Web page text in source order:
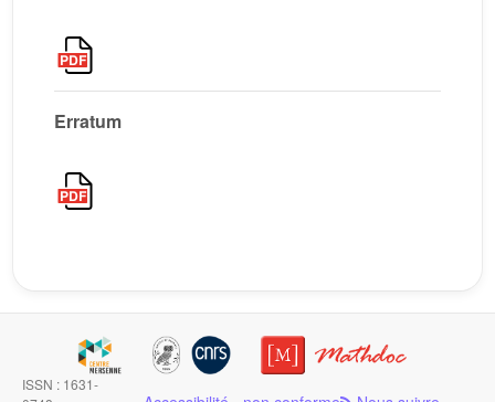
Erratum
ISSN : 1631-